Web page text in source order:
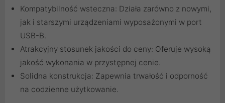
Kompatybilność wsteczna: Działa zarówno z nowymi,
jak i starszymi urządzeniami wyposażonymi w port
USB-B.
Atrakcyjny stosunek jakości do ceny: Oferuje wysoką
jakość wykonania w przystępnej cenie.
Solidna konstrukcja: Zapewnia trwałość i odporność
na codzienne użytkowanie.